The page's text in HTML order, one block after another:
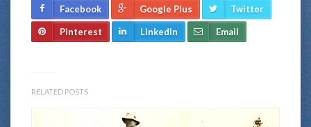
Facebook Google Plus Twitter
Pinterest LinkedIn Email
RELATED POSTS